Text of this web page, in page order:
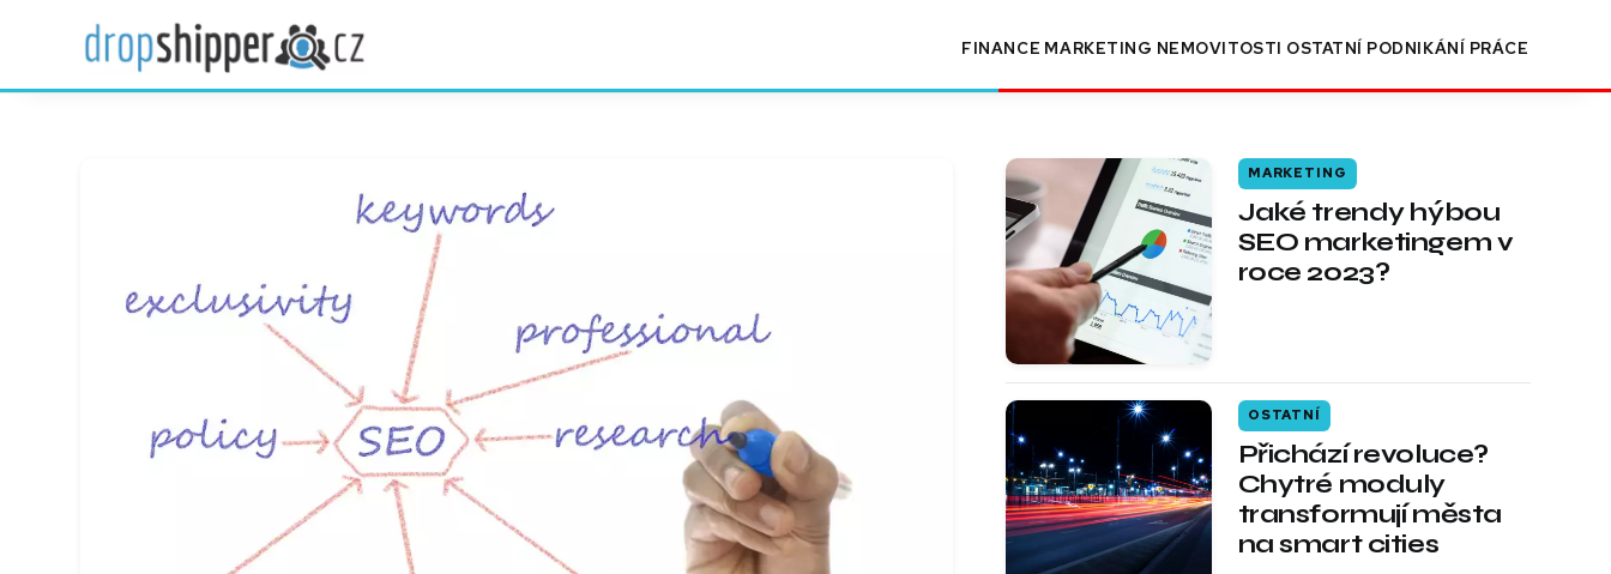
FINANCE MARKETING NEMOVITOSTI OSTATNÍ PODNIKÁNÍ PRÁCE
Jaké trendy hýbou
SEO marketingem v
roce 2023?
MARKETING
Přichází revoluce?
Chytré moduly
transformují města
na smart cities
OSTATNÍ